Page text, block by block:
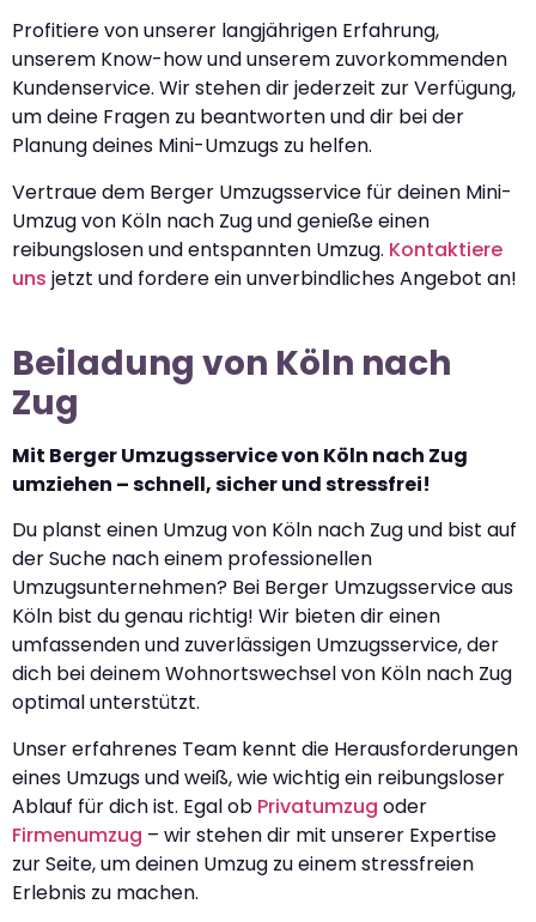
Profitiere von unserer langjährigen Erfahrung,
unserem Know-how und unserem zuvorkommenden
Kundenservice. Wir stehen dir jederzeit zur Verfügung,
um deine Fragen zu beantworten und dir bei der
Planung deines Mini-Umzugs zu helfen.
Vertraue dem Berger Umzugsservice für deinen Mini-
Umzug von Köln nach Zug und genieße einen
reibungslosen und entspannten Umzug. Kontaktiere
uns jetzt und fordere ein unverbindliches Angebot an!
Beiladung von Köln nach
Zug
Mit Berger Umzugsservice von Köln nach Zug
umziehen – schnell, sicher und stressfrei!
Du planst einen Umzug von Köln nach Zug und bist auf
der Suche nach einem professionellen
Umzugsunternehmen? Bei Berger Umzugsservice aus
Köln bist du genau richtig! Wir bieten dir einen
umfassenden und zuverlässigen Umzugsservice, der
dich bei deinem Wohnortswechsel von Köln nach Zug
optimal unterstützt.
Unser erfahrenes Team kennt die Herausforderungen
eines Umzugs und weiß, wie wichtig ein reibungsloser
Ablauf für dich ist. Egal ob Privatumzug oder
Firmenumzug – wir stehen dir mit unserer Expertise
zur Seite, um deinen Umzug zu einem stressfreien
Erlebnis zu machen.